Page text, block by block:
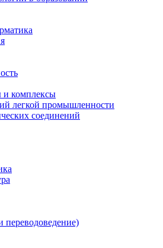
и комплексы
легкой промышленности
соединений
переводоведение)